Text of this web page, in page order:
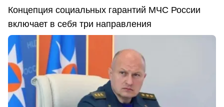
Концепция социальных гарантий МЧС России
включает в себя три направления